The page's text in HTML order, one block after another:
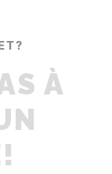
À